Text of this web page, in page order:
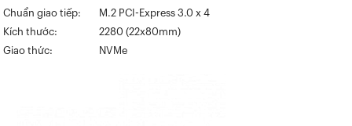
Chuẩn giao tiếp:
M.2 PCI-Express 3.0 x 4
Kích thước:
2280 (22x80mm)
Giao thức:
NVMe